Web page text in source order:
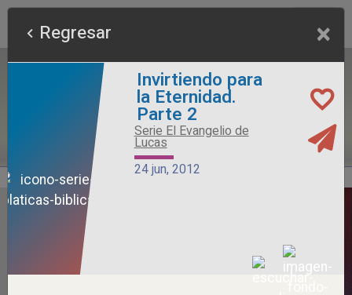
Regresar ×
Invirtiendo para
la Eternidad.
Parte 2
Serie El Evangelio de
Lucas
24 jun, 2012